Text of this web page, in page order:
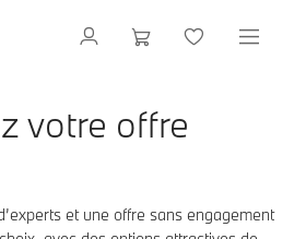
votre offre
et une offre sans engagement